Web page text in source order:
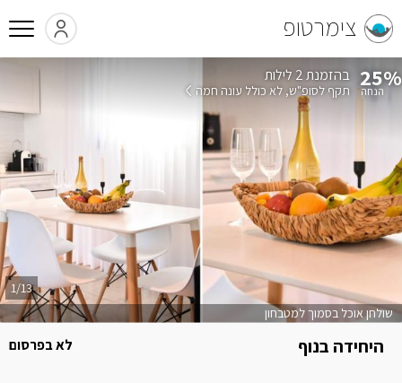
צימרטופ
היחידה בנוף לא בפרסום
שולחן אוכל בסמוך למטבחון
1/13
25% בהזמנת 2 לילות
תקף לסופ"ש לא כולל עונה חמה